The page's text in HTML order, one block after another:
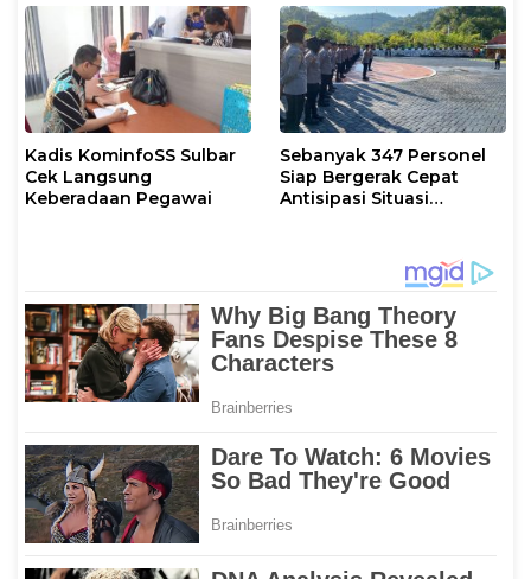
Kadis KominfoSS Sulbar
Cek Langsung
Keberadaan Pegawai
Sebanyak 347 Personel
Siap Bergerak Cepat
Antisipasi Situasi